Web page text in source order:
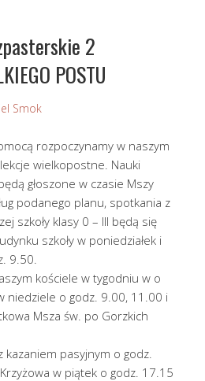
2
POSTU
Smok
rozpoczynamy w naszym
wielkopostne. Nauki
głoszone w czasie Mszy
podanego planu, spotkania z
szkoły klasy 0 – III będą się
szkoły w poniedziałek i
9.50.
kościele w tygodniu w o
niedziele o godz. 9.00, 11.00 i
Msza św. po Gorzkich
kazaniem pasyjnym o godz.
w piątek o godz. 17.15